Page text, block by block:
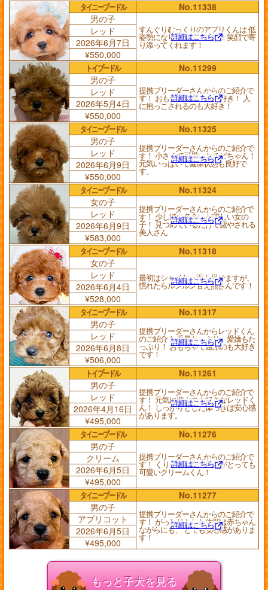
タイニープードル
No.11338
男の子
すんぐりむっくりのアプリくんは 低
姿勢になりながらニコニコ 笑顔で寄
り添ってくれます！
詳細はこちら
レッド
2026年6月7日
¥550,000
トイプードル
No.11299
男の子
提携ブリーダーさんからのご紹介で
す！ おもちゃで遊ぶの大好き！ 人
に抱っこされるのも大好き！
詳細はこちら
レッド
2026年5月4日
¥550,000
タイニープードル
No.11325
男の子
提携ブリーダーさんからのご紹介で
す！ 小さくて可愛いおチビちゃん！
元気いっぱいで健康状態も良好で
す。
詳細はこちら
レッド
2026年6月9日
¥550,000
タイニープードル
No.11324
女の子
提携ブリーダーさんからのご紹介で
す！ 少し淡い色合いが優しい女の
子！ 見つめているだけで癒やされる
美人さん
詳細はこちら
レッド
2026年6月9日
¥583,000
タイニープードル
No.11318
女の子
最初はシャイな一面も見せますが、
慣れたらルンルン甘え熊さんです！
詳細はこちら
レッド
2026年6月4日
¥528,000
タイニープードル
No.11317
男の子
提携ブリーダーさんからレッドくん
のご紹介！ 毛量たっぷり、愛嬌もた
っぷり！ おもちゃで遊ぶのも大好き
です！
詳細はこちら
レッド
2026年6月8日
¥506,000
トイプードル
No.11261
男の子
提携ブリーダーさんからのご紹介で
す！ 元気に遊ぶの大好きなレッドく
ん！ しっかりとした体つきは安心感
があります。
詳細はこちら
レッド
2026年4月16日
¥495,000
タイニープードル
No.11276
男の子
提携ブリーダーさんからのご紹介で
す！ くりっとしたお目目がとっても
可愛いクリームくん！
詳細はこちら
クリーム
2026年6月5日
¥495,000
タイニープードル
No.11277
男の子
提携ブリーダーさんからのご紹介で
す！ がっしりとした体型は赤ちゃん
ながらにも、 とても安心感がありま
す！
詳細はこちら
アプリコット
2026年6月5日
¥495,000
もっと子犬を見る